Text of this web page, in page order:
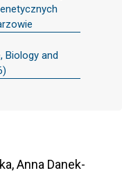
Biology and
Anna Danek-